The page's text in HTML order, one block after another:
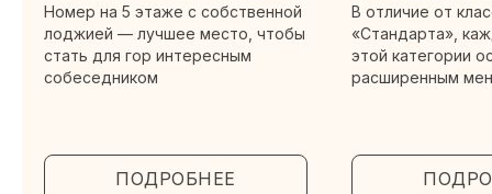
Номер на 5 этаже с собственной
лоджией — лучшее место, чтобы
стать для гор интересным
собеседником
ПОДРОБНЕЕ
В отличие от
«Стандарта»,
этой категории
расширенным
ОТДЕЛ КАДРОВ
+7 (939) 881-83-60
provence_hr@mail.ru